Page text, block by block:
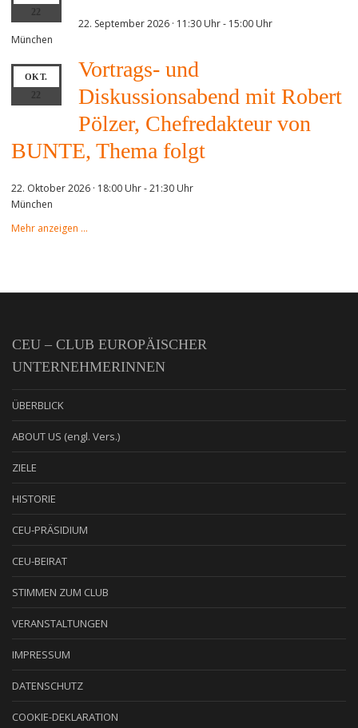
22
22. September 2026 · 11:30 Uhr- 15:00 Uhr
München
OKT.
22
Vortrags- und
Diskussionsabend mit Robert
Pölzer, Chefredakteur von
BUNTE, Thema folgt
22. Oktober 2026 · 18:00 Uhr-21:30 Uhr
München
Mehr anzeigen …
CEU – CLUB EUROPÄISCHER
UNTERNEHMERINNEN
ÜBERBLICK
ABOUT US (engl. Vers.)
ZIELE
HISTORIE
CEU-PRÄSIDIUM
CEU-BEIRAT
STIMMEN ZUM CLUB
VERANSTALTUNGEN
IMPRESSUM
DATENSCHUTZ
COOKIE-DEKLARATION